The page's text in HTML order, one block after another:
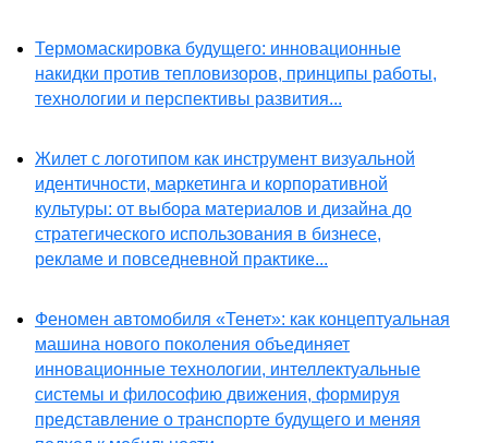
Термомаскировка будущего: инновационные
накидки против тепловизоров, принципы работы,
технологии и перспективы развития...
Жилет с логотипом как инструмент визуальной
идентичности, маркетинга и корпоративной
культуры: от выбора материалов и дизайна до
стратегического использования в бизнесе,
рекламе и повседневной практике...
Феномен автомобиля «Тенет»: как концептуальная
машина нового поколения объединяет
инновационные технологии, интеллектуальные
системы и философию движения, формируя
представление о транспорте будущего и меняя